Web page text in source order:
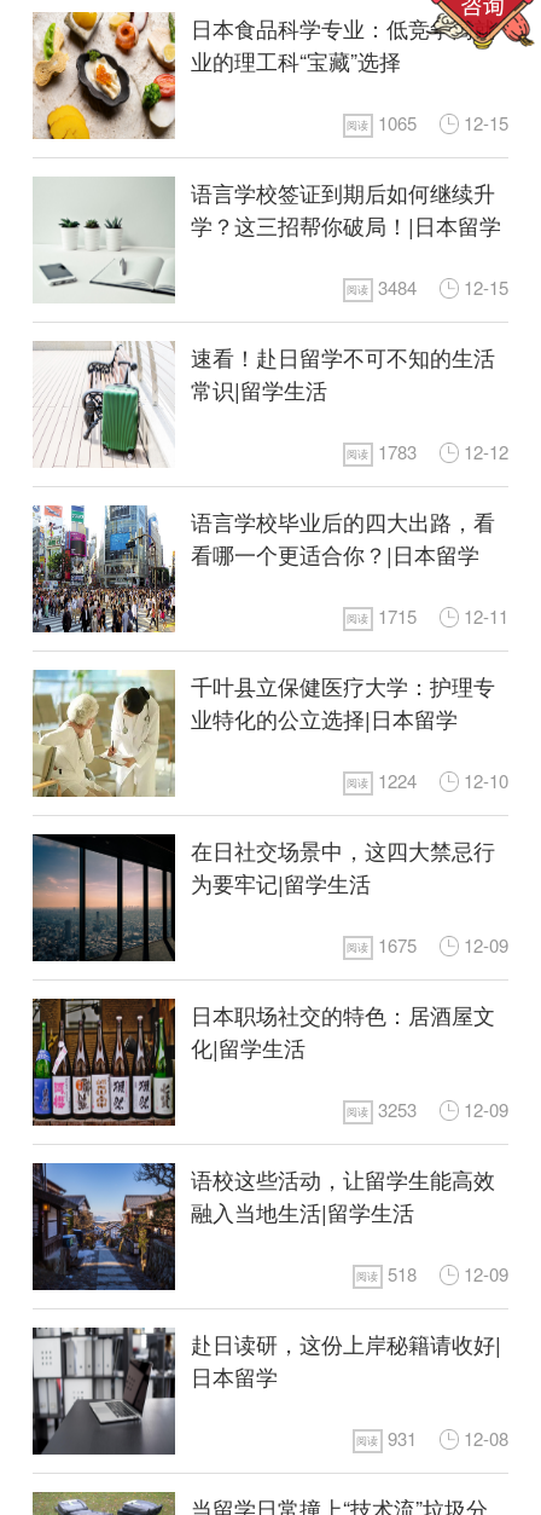
日本食品科学专业：低竞争高就
业的理工科“宝藏”选择
阅读 1065 12-15
语言学校签证到期后如何继续升
学？这三招帮你破局！|日本留学
阅读 3484 12-15
速看！赴日留学不可不知的生活
常识|留学生活
阅读 1783 12-12
语言学校毕业后的四大出路，看
看哪一个更适合你？|日本留学
阅读 1715 12-11
千叶县立保健医疗大学：护理专
业特化的公立选择|日本留学
阅读 1224 12-10
在日社交场景中，这四大禁忌行
为要牢记|留学生活
阅读 1675 12-09
日本职场社交的特色：居酒屋文
化|留学生活
阅读 3253 12-09
语校这些活动，让留学生能高效
融入当地生活|留学生活
阅读 518 12-09
赴日读研，这份上岸秘籍请收好|
日本留学
阅读 931 12-08
当留学日常撞上“技术流”垃圾分